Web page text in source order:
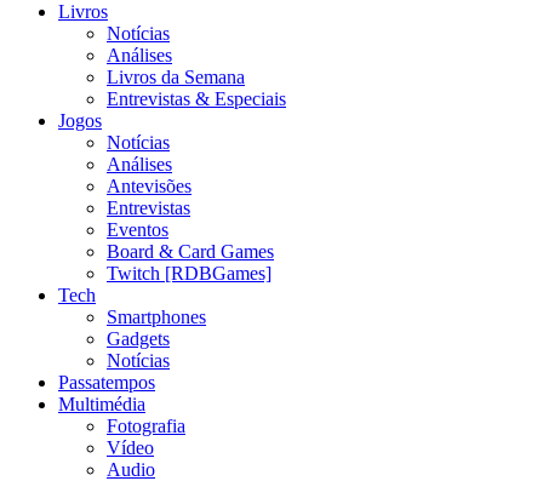
Livros
Notícias
Análises
Livros da Semana
Entrevistas & Especiais
Jogos
Notícias
Análises
Antevisões
Entrevistas
Eventos
Board & Card Games
Twitch [RDBGames]
Tech
Smartphones
Gadgets
Notícias
Passatempos
Multimédia
Fotografia
Vídeo
Audio